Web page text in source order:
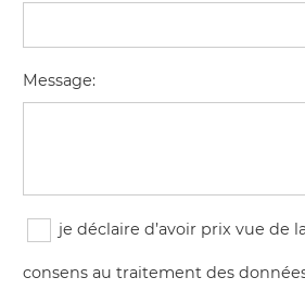
Message:
je déclaire d’avoir prix vue de
consens au traitement des